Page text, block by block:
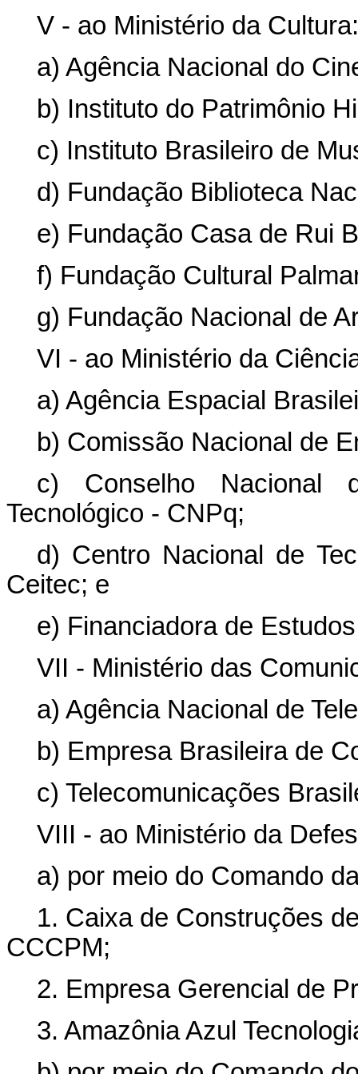
V - ao Ministério da Cultura:
a) Agência Nacional do
b) Instituto do Patrimônio
c) Instituto Brasileiro de
d) Fundação Biblioteca
e) Fundação Casa de Rui
f) Fundação Cultural
g) Fundação Nacional de
VI - ao Ministério da
a) Agência Espacial
b) Comissão Nacional de
c) Conselho Nacional
Tecnológico - CNPq;
d) Centro Nacional de
Ceitec; e
e) Financiadora de
VII - Ministério das
a) Agência Nacional de
b) Empresa Brasileira de
c) Telecomunicações
VIII - ao Ministério da
a) por meio do Comando
1. Caixa de Construções
CCCPM;
2. Empresa Gerencial de
3. Amazônia Azul